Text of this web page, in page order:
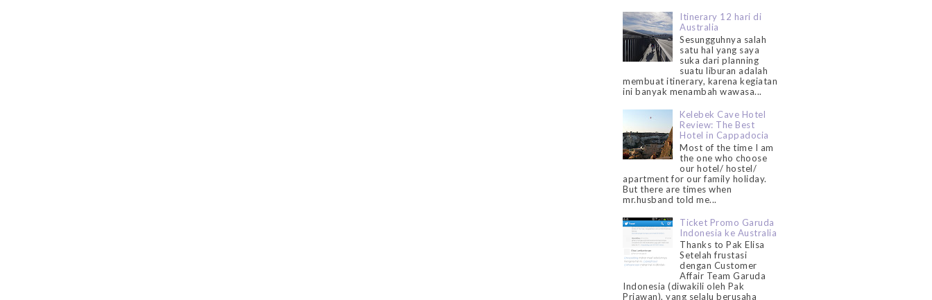
Itinerary 12 hari di
Australia
Sesungguhnya salah
satu hal yang saya
suka dari planning
suatu liburan adalah
membuat itinerary, karena kegiatan
ini banyak menambah wawasa...
Kelebek Cave Hotel
Review: The Best
Hotel in Cappadocia
Most of the time I am
the one who choose
our hotel/ hostel/
apartment for our family holiday.
But there are times when
mr.husband told me...
Ticket Promo Garuda
Indonesia ke Australia
Thanks to Pak Elisa
Setelah frustasi
dengan Customer
Affair Team Garuda
Indonesia (diwakili oleh Pak
Priawan), yang selalu berusaha